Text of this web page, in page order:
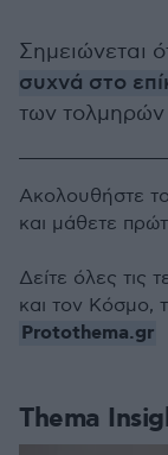
Σημειώνεται
συχνά στο
των τολμηρών
Thema
Ακολουθήστε το
και μάθετε
Δείτε όλες τις
και τον Κόσμο,
Protothema.gr